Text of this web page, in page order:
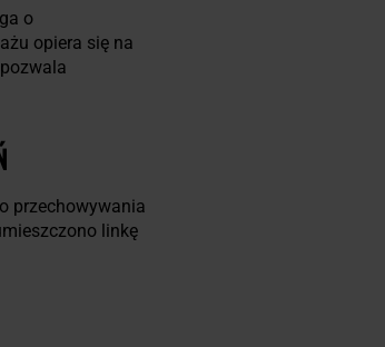
o
opiera się na
przechowywania
linkę